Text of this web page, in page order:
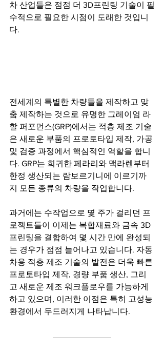
차 산업들은 점점 더 3D프린팅 기술이 필
수적으로 필요한 시점이 도래한 것입니
다.
전세계의 특별한 차량들을 제작하고 맞
춤 제작하는 것으로 유명한 그레이엄 라
할 퍼포먼스(GRP)에서는 적층 제조 기술
은 새로운 부품의 프로토타입 제작, 가공
및 검증 과정에서 핵심적인 역할을 합니
다. GRP는 희귀한 페라리와 맥라렌부터
한정 생산되는 람보르기니에 이르기까
지 모든 종류의 차량을 작업합니다.
과거에는 수작업으로 몇 주가 걸리던 프
로젝트들이 이제는 복합재료와 금속 3D
프린팅을 결합하여 몇 시간 만에 완성되
는 경우가 점점 늘어나고 있습니다. 자동
차용 적층 제조 기술의 발전은 더욱 빠른
프로토타입 제작, 경량 부품 생산, 그리
고 새로운 제조 워크플로우를 가능하게
하고 있으며, 이러한 이점은 특히 고성능
환경에서 두드러지게 나타납니다.